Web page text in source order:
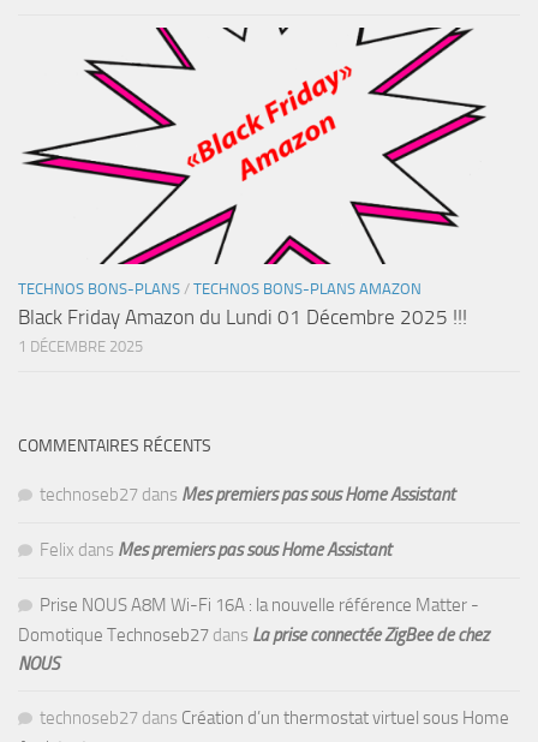
TECHNOS BONS-PLANS / TECHNOS BONS-PLANS AMAZON
Black Friday Amazon du Lundi 01 Décembre 2025 !!!
1 DÉCEMBRE 2025
COMMENTAIRES RÉCENTS
technoseb27 dans Mes premiers pas sous Home Assistant
Felix dans Mes premiers pas sous Home Assistant
Prise NOUS A8M Wi-Fi 16A : la nouvelle référence Matter -
Domotique Technoseb27 dans La prise connectée ZigBee de chez
NOUS
technoseb27 dans Création d’un thermostat virtuel sous Home